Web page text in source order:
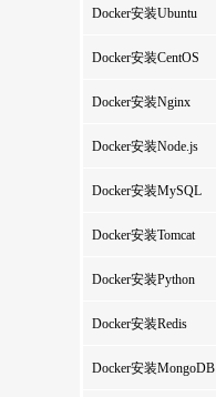
Docker安装Ubuntu
Docker安装CentOS
Docker安装Nginx
Docker安装Node.js
Docker安装MySQL
Docker安装Tomcat
Docker安装Python
Docker安装Redis
Docker安装MongoDB